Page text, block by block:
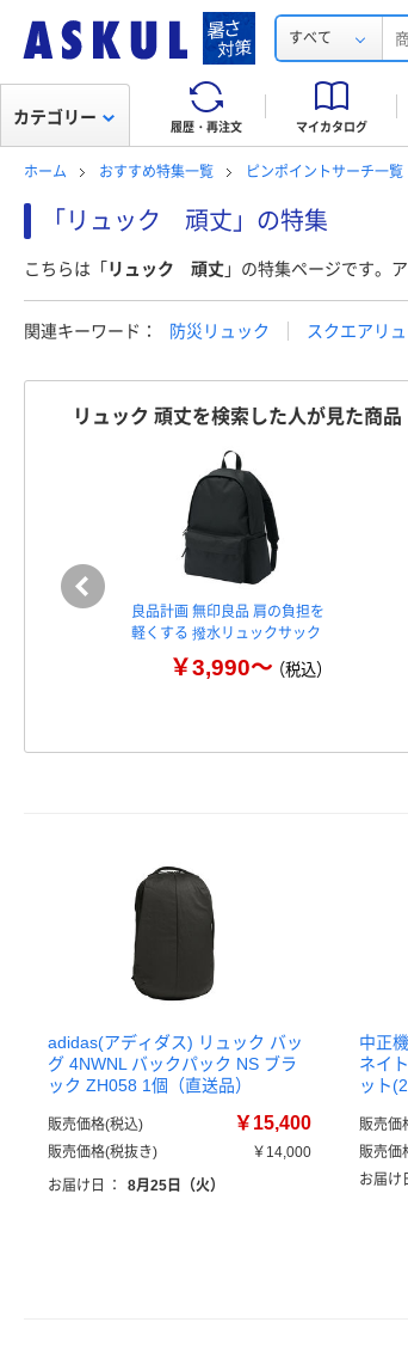
すべて
履歴・再注文 マイカタログ
カテゴリー
ホーム おすすめ特集一覧 ピンポイントサーチ一覧
「リュック 頑丈」の特集
こちらは「 リュック 頑丈」の特集ページです。
関連キーワード： 防災リュック スクエアリ
リュック 頑丈を検索した人が見た商品
良品計画 無印良品 肩の負担を
軽くする 撥水リュックサック
￥3,990～（税込）
adidas(アディダス) リュック バッ
グ 4NWNL バックパック NS ブラ
ック ZH058 1個（直送品）
販売価格(税込) ￥15,400
販売価格(税抜き)
￥14,000
お届け日
： 8月25日（火）
中正
ネイ
ット
販売価
販売価
お届け